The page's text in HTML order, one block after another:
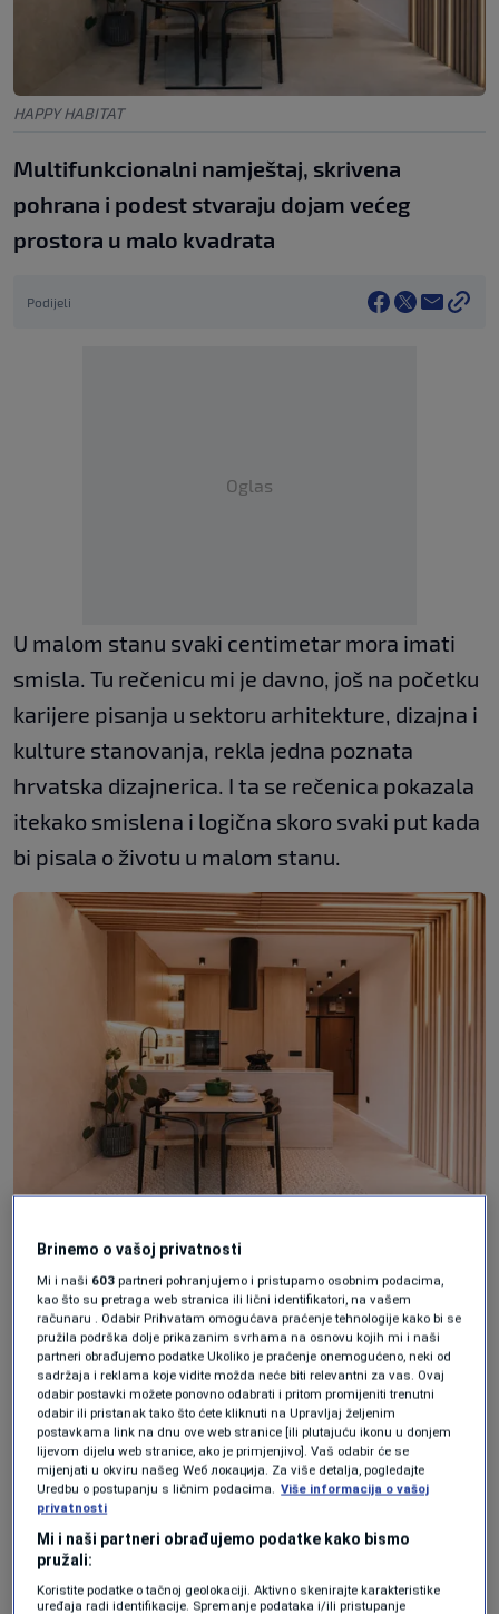
HAPPY HABITAT
Multifunkcionalni namještaj, skrivena
pohrana i podest stvaraju dojam većeg
prostora u malo kvadrata
Podijeli
Oglas
U malom stanu svaki centimetar mora imati
smisla. Tu rečenicu mi je davno, još na početku
karijere pisanja u sektoru arhitekture, dizajna i
kulture stanovanja, rekla jedna poznata
hrvatska dizajnerica. I ta se rečenica pokazala
itekako smislena i logična skoro svaki put kada
bi pisala o životu u malom stanu.
Ovaj stan od svega 30 kvadratnih metara u
Zagrebu koji pokazuje kako pametan dizajn
može potpuno promijeniti doživljaj prostora.
Vlasnik je želio funkcionalan, moderan i
ugodan stan za svakodnevni život, no mala
kvadratura zahtijevala je vrlo precizno
planiranje.
"Na relativno maloj površini trebalo je
smjestiti sve: mjesto za rad, odmor, druženje i
Brinemo o vašoj privatnosti
Mi i naši 603 partneri pohranjujemo i pristupamo osobnim podacima,
kao što su pretraga web stranica ili lični identifikatori, na vašem
računaru . Odabir Prihvatam omogućava praćenje tehnologije kako bi se
pružila podrška dolje prikazanim svrhama na osnovu kojih mi i naši
partneri obrađujemo podatke Ukoliko je praćenje onemogućeno, neki od
sadržaja i reklama koje vidite možda neće biti relevantni za vas. Ovaj
odabir postavki možete ponovno odabrati i pritom promijeniti trenutni
odabir ili pristanak tako što ćete kliknuti na Upravljaj željenim
postavkama link na dnu ove web stranice [ili plutajuću ikonu u donjem
lijevom dijelu web stranice, ako je primjenjivo]. Vaš odabir će se
mijenjati u okviru našeg Wеб локација. Za više detalja, pogledajte
Uredbu o postupanju s ličnim podacima. Više informacija o vašoj
privatnosti
Mi i naši partneri obrađujemo podatke kako bismo
pružali:
Koristite podatke o tačnoj geolokaciji. Aktivno skenirajte karakteristike
uređaja radi identifikacije. Spremanje podataka i/ili pristupanje